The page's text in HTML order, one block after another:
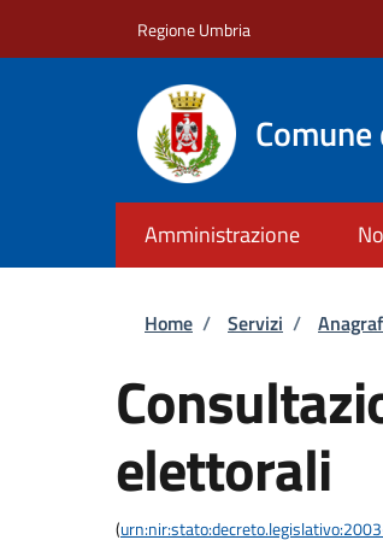
Regione Umbria
Comune
Amministrazione
Briciole di
Home / Servizi /
elettorali
(